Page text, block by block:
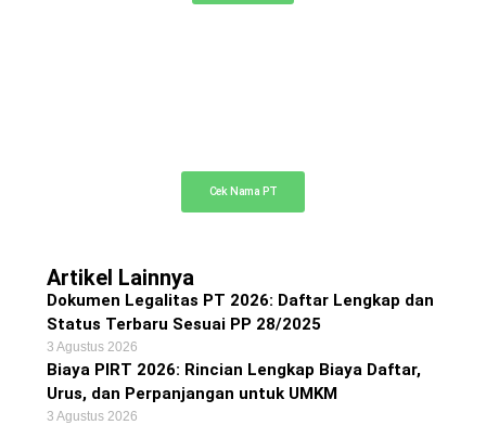
Cek Nama PT
Artikel Lainnya
Dokumen Legalitas PT 2026: Daftar Lengkap dan
Status Terbaru Sesuai PP 28/2025
3 Agustus 2026
Biaya PIRT 2026: Rincian Lengkap Biaya Daftar,
Urus, dan Perpanjangan untuk UMKM
3 Agustus 2026